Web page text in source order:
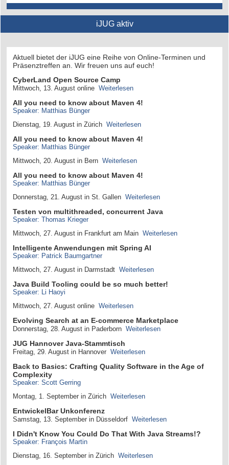
iJUG aktiv
Aktuell bietet der iJUG eine Reihe von Online-Terminen und
Präsenztreffen an. Wir freuen uns auf euch!
CyberLand Open Source Camp
Mittwoch, 13. August online Weiterlesen
All you need to know about Maven 4!
Speaker: Matthias Bünger
Dienstag, 19. August in Zürich Weiterlesen
All you need to know about Maven 4!
Speaker: Matthias Bünger
Mittwoch, 20. August in Bern Weiterlesen
All you need to know about Maven 4!
Speaker: Matthias Bünger
Donnerstag, 21. August in St. Gallen Weiterlesen
Testen von multithreaded, concurrent Java
Speaker: Thomas Krieger
Mittwoch, 27. August in Frankfurt am Main Weiterlesen
Intelligente Anwendungen mit Spring AI
Speaker: Patrick Baumgartner
Mittwoch, 27. August in Darmstadt Weiterlesen
Java Build Tooling could be so much better!
Speaker: Li Haoyi
Mittwoch, 27. August online Weiterlesen
Evolving Search at an E-commerce Marketplace
Donnerstag, 28. August in Paderborn Weiterlesen
JUG Hannover Java-Stammtisch
Freitag, 29. August in Hannover Weiterlesen
Back to Basics: Crafting Quality Software in the Age of
Complexity
Speaker: Scott Gerring
Montag, 1. September in Zürich Weiterlesen
EntwickelBar Unkonferenz
Samstag, 13. September in Düsseldorf Weiterlesen
I Didn't Know You Could Do That With Java Streams!?
Speaker: François Martin
Dienstag, 16. September in Zürich Weiterlesen